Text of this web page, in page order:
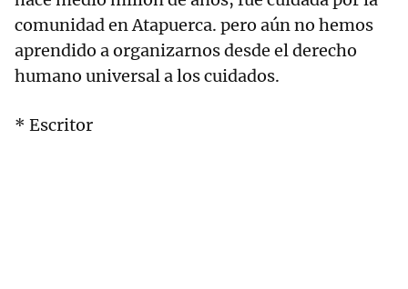
comunidad en Atapuerca. pero aún no hemos
aprendido a organizarnos desde el derecho
humano universal a los cuidados.
* Escritor